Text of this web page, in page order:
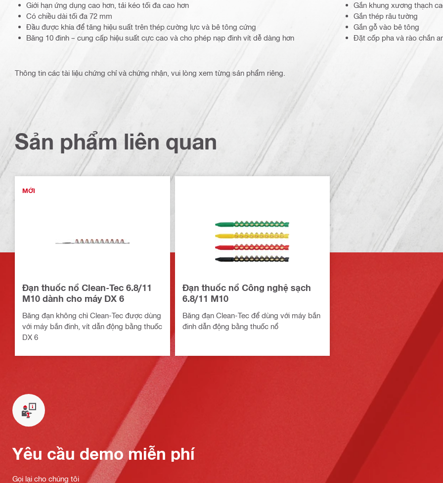
Giới hạn ứng dụng cao hơn, tải kéo tối đa cao hơn
Có chiều dài tối đa 72 mm
Đầu được khía để tăng hiệu suất trên thép cường lực và bê tông cứng
Băng 10 đinh – cung cấp hiệu suất cực cao và cho phép nạp đinh vít dễ dàng hơn
Gắn khung xương thạch
Gắn thép râu tường
Gắn gỗ vào bê tông
Đặt cốp pha và rào chắn
Thông tin các tài liệu chứng chỉ và chứng nhận, vui lòng xem từng sản phẩm riêng.
Sản phẩm liên quan
MỚI
Đạn thuốc nổ Clean-Tec 6.8/11
M10 dành cho máy DX 6
Băng đạn không chì Clean-Tec được dùng
với máy bắn đinh, vít dẫn động bằng thuốc
DX 6
Đạn thuốc nổ Công nghệ sạch
6.8/11 M10
Băng đạn Clean-Tec để dùng với máy bắn
đinh dẫn động bằng thuốc nổ
Yêu cầu demo miễn phí
Gọi lại cho chúng tôi